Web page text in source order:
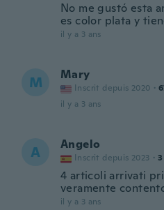
No me gustó esta
es color plata y
il y a 3 ans
M Mary
Inscrit depuis 2020 ·
il y a 3 ans
A Angelo
Inscrit depuis 2023 · 3
4 articoli arrivati
veramente
il y a 3 ans